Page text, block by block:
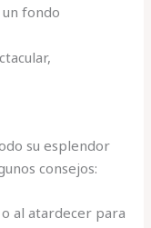
fondo
su esplendor
consejos:
al atardecer para